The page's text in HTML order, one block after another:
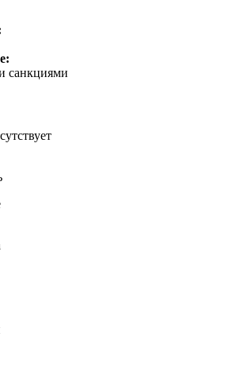
санкциями